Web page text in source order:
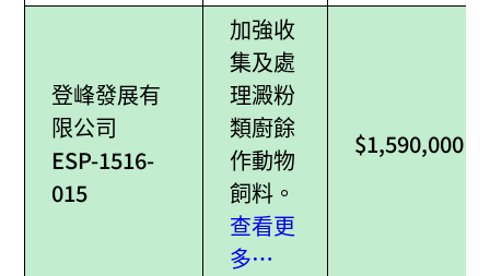
登峰發展有
限公司
ESP-1516-
015
加強收
集及處
理澱粉
類廚餘
作動物
飼料。
查看更
多…
$1,590,000